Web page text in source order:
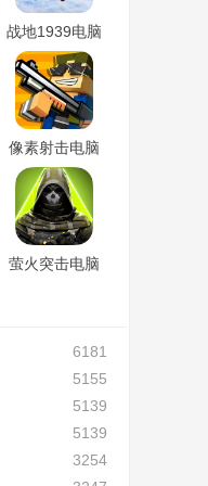
战地1939电脑
版「含模拟
器」
像素射击电脑
版「含模拟
器」
萤火突击电脑
6181
5155
5139
5139
3254